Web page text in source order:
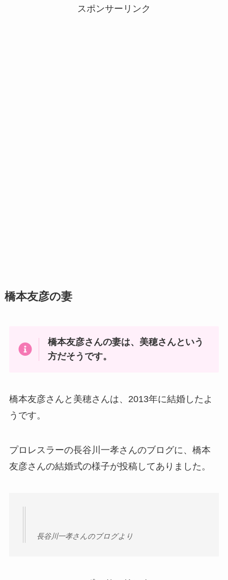
スポンサーリンク
橋本友彦の妻
橋本友彦さんの妻は、美穂さんという
方だそうです。
橋本友彦さんと美穂さんは、2013年に結婚したよ
うです。
プロレスラーの長谷川一孝さんのブログに、橋本
友彦さんの結婚式の様子が投稿してありました。
長谷川一孝さんのブログより